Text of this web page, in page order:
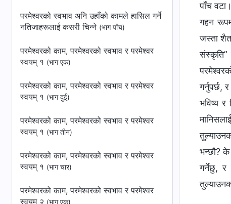
परमेश्‍वरको स्वभाव अनि उहाँको कामले हासिल गर्ने
नतिजाहरूलाई कसरी चिन्ने (भाग पाँच)
परमेश्‍वरको काम, परमेश्‍वरको स्वभाव र परमेश्‍वर
स्वयम् १ (भाग एक)
परमेश्‍वरको काम, परमेश्‍वरको स्वभाव र परमेश्‍वर
स्वयम् १ (भाग दुई)
परमेश्‍वरको काम, परमेश्‍वरको स्वभाव र परमेश्‍वर
स्वयम् १ (भाग तीन)
परमेश्‍वरको काम, परमेश्‍वरको स्वभाव र परमेश्‍वर
स्वयम् १ (भाग चार)
परमेश्‍वरको काम, परमेश्‍वरको स्वभाव र परमेश्‍वर
स्वयम् २ (भाग एक)
पाँच
गहन
जस्ता
संस्कृति”
गर्नुपर्छ,
भविष्य र
भन्छौ? के
गर्नेछु, र